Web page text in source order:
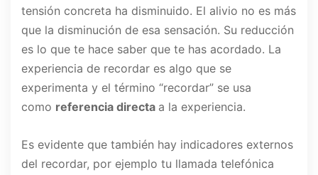
tensión concreta ha disminuido. El alivio no es más
que la disminución de esa sensación. Su reducción
es lo que te hace saber que te has acordado. La
experiencia de recordar es algo que se
experimenta y el término “recordar” se usa
como referencia directa a la experiencia.
Es evidente que también hay indicadores externos
del recordar, por ejemplo tu llamada telefónica